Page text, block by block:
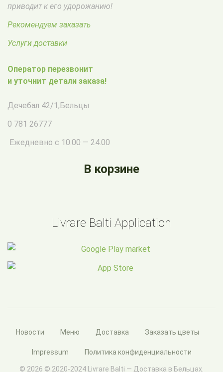
приводит к его удорожанию!
Рекомендуем заказать
Услуги доставки
Оператор перезвонит
и уточнит детали заказа!
Дечебал 42/1 , Бельцы
0 781 26777
Ежедневно с 10.00 — 24.00
В корзине
Livrare Balti Application
Новости Меню Доставка Заказать цветы
Impressum Политика конфиденциальности
© 2026 © 2020-2024 Livrare Balti — Доставка в Бельцах.